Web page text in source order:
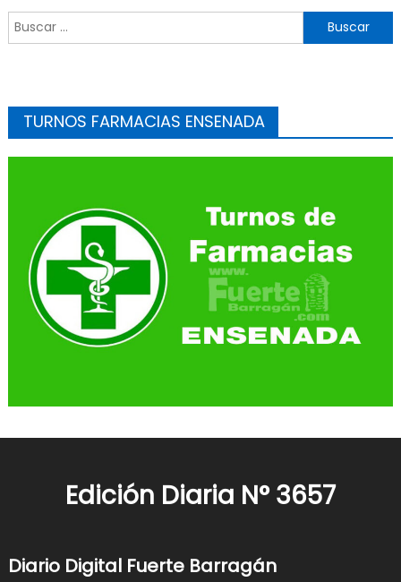
Buscar:
TURNOS FARMACIAS ENSENADA
Edición Diaria N° 3657
Diario Digital Fuerte Barragán